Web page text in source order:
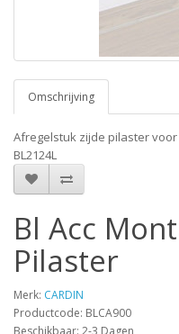
Omschrijving
Afregelstuk zijde pilaster voor
BL2124L
Bl Acc
Pilaster
Merk: CARDIN
Productcode: BLCA900
Beschikbaar: 2-3 Dagen